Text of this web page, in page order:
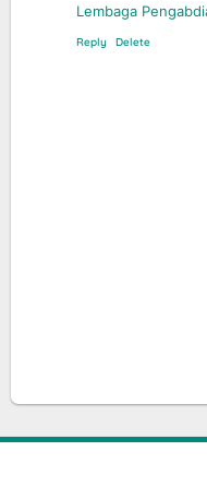
Lembaga
Reply Delete